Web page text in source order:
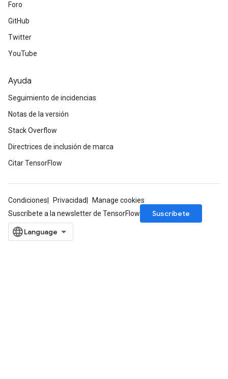
Foro
GitHub
Twitter
YouTube
Ayuda
Seguimiento de incidencias
Notas de la versión
Stack Overflow
Directrices de inclusión de marca
Citar TensorFlow
Condiciones Privacidad
Manage cookies
Suscríbete a la newsletter de TensorFlow
Suscríbete